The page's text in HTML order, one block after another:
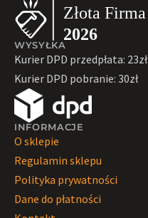
WYSYŁKA
Kurier DPD przedpłata: 23zł
Kurier DPD pobranie: 30zł
INFORMACJE
O sklepie
Regulamin sklepu
Polityka prywatności
Dane do płatności